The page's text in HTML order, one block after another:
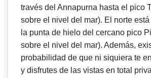
través del Annapurna hasta el pico
sobre el nivel del mar). El norte
la punta de hielo del cercano pico
sobre el nivel del mar). Además,
probabilidad de que ni siquiera te
y disfrutes de las vistas en total